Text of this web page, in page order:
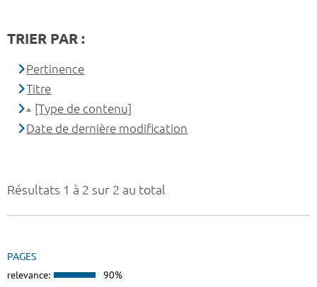
Résultats 1 à 2 sur 2 au total
PAGES
relevance: 90%
TRIER PAR :
Pertinence
Titre
[Type de contenu]
Date de dernière modification